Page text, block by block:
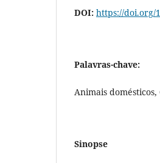
DOI: https://doi.org/
Palavras-chave:
Animais
Sinopse